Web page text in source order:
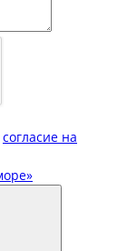
согласие на